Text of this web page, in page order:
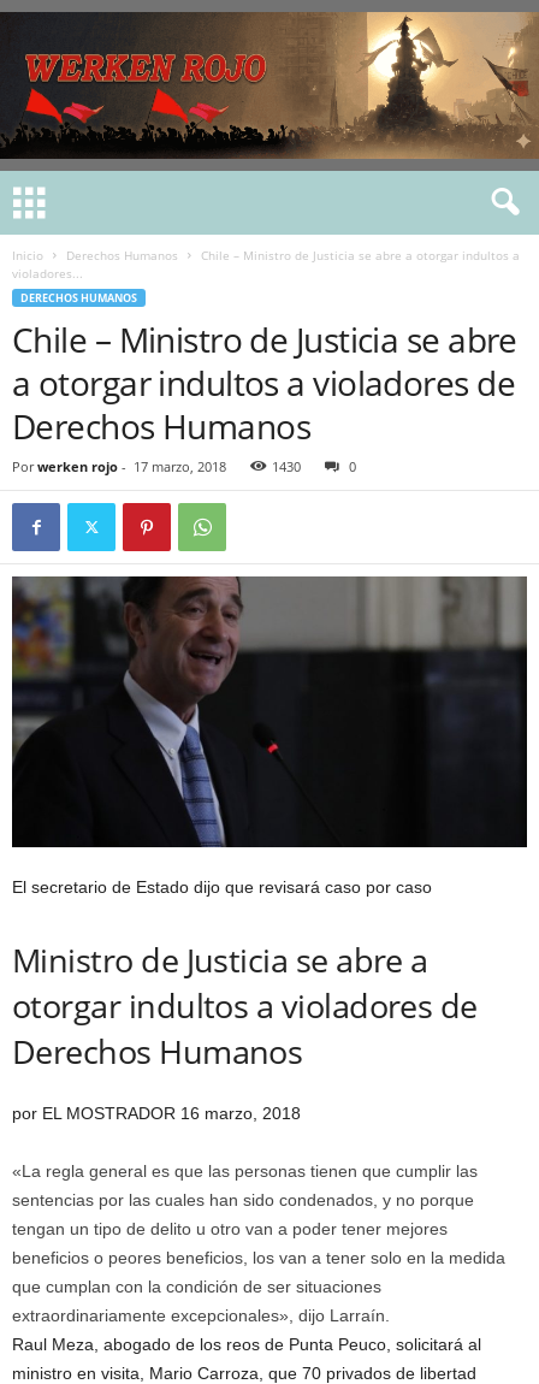
Inicio Derechos Humanos
Chile – Ministro de Justicia se abre a otorgar indultos a
violadores...
DERECHOS HUMANOS
Chile – Ministro de Justicia se abre
a otorgar indultos a violadores de
Derechos Humanos
Por werken rojo - 17 marzo, 2018 1430 0
El secretario de Estado dijo que revisará caso por caso
Ministro de Justicia se abre a
otorgar indultos a violadores de
Derechos Humanos
por EL MOSTRADOR 16 marzo, 2018
«La regla general es que las personas tienen que cumplir las
sentencias por las cuales han sido condenados, y no porque
tengan un tipo de delito u otro van a poder tener mejores
beneficios o peores beneficios, los van a tener solo en la medida
que cumplan con la condición de ser situaciones
extraordinariamente excepcionales», dijo Larraín.
Raul Meza, abogado de los reos de Punta Peuco, solicitará al
ministro en visita, Mario Carroza, que 70 privados de libertad